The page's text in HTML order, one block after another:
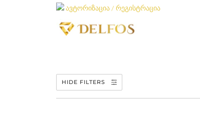
ავტორიზაცია / რეგისტრაცია
HIDE FILTERS